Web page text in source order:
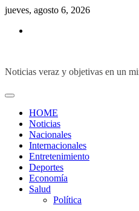
Skip
content
jueves, agosto 6, 2026
Noticias veraz y objetivas en un
HOME
Noticias
Nacionales
Internacionales
Entretenimiento
Deportes
Economía
Salud
Política